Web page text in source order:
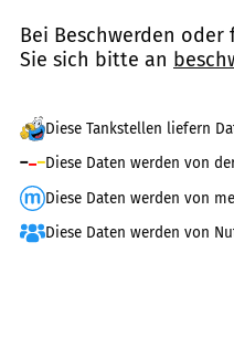
Bei Beschwerden oder
Sie sich bitte an
Diese Tankstellen liefern
Diese Daten werden von
Diese Daten werden von
Diese Daten werden von